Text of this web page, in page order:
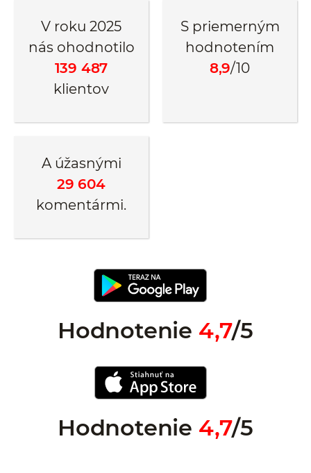
V roku 2025
nás ohodnotilo
139 487
klientov
S priemerným
hodnotením
8,9/10
A úžasnými
29 604
komentármi.
Hodnotenie 4,7/5
Hodnotenie 4,7/5